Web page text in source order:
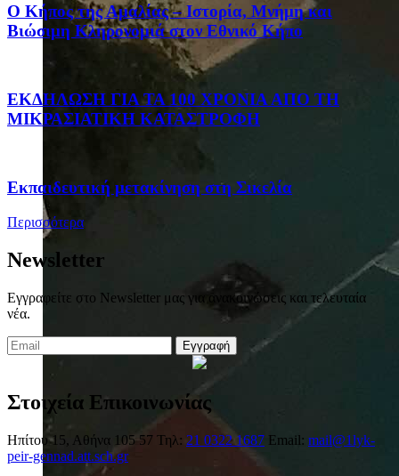
Ο Κήπος της Αμαλίας – Ιστορία, Μνήμη και
Βιώσιμη Κληρονομιά στον Εθνικό Κήπο
ΕΚΔΗΛΩΣΗ ΓΙΑ ΤΑ 100 ΧΡΟΝΙΑ ΑΠΟ ΤΗ
ΜΙΚΡΑΣΙΑΤΙΚΗ ΚΑΤΑΣΤΡΟΦΗ
Eκπαιδευτική μετακίνηση στη Σικελία
Περισσότερα
Newsletter
Εγγραφείτε στο Newsletter μας για ανακοινώσεις και τελευταία
νέα.
Εγγραφή
Στοιχεία Επικοινωνίας
Ηπίτου 15, Αθήνα 105 57 Τηλ: 21 0322 1687 Email: mail@1lyk-
peir-gennad.att.sch.gr